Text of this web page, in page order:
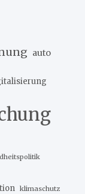
auto
klimaschutz